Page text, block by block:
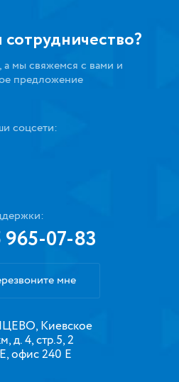
а мы свяжемся с вами и
предложение
соцсети:
965-07-83
мне
Киевское
д. 4, стр.5, 2
офис 240 Е